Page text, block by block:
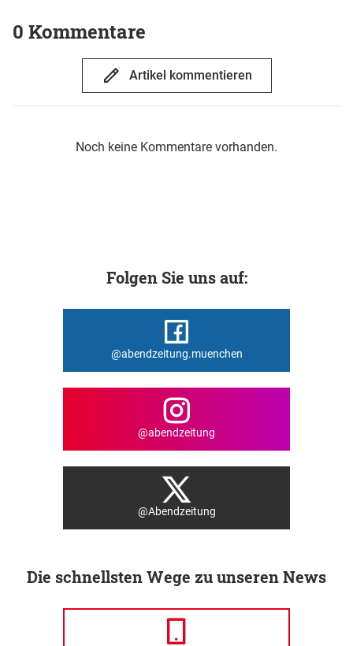
0 Kommentare
Artikel kommentieren
Noch keine Kommentare vorhanden.
Folgen Sie uns auf:
@abendzeitung.muenchen
@abendzeitung
@Abendzeitung
Die schnellsten Wege zu unseren News